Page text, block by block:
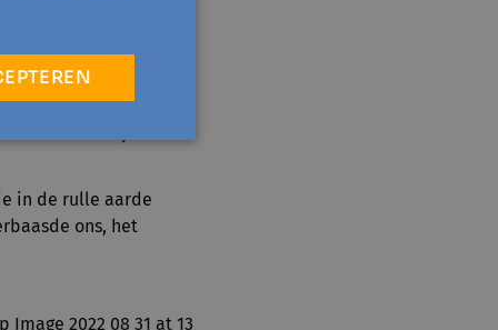
aaneen.De
in de rulle aarde
ons, het